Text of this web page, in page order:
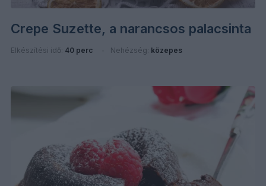
Crepe Suzette, a narancsos palacsinta
Elkészítési idő: 40 perc Nehézség: közepes